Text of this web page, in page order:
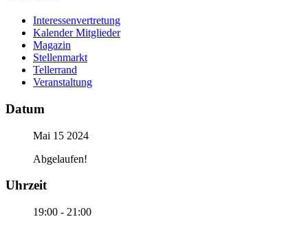
Interessenvertretung
Kalender Mitglieder
Magazin
Stellenmarkt
Tellerrand
Veranstaltung
Datum
Mai 15 2024
Abgelaufen!
Uhrzeit
19:00 - 21:00